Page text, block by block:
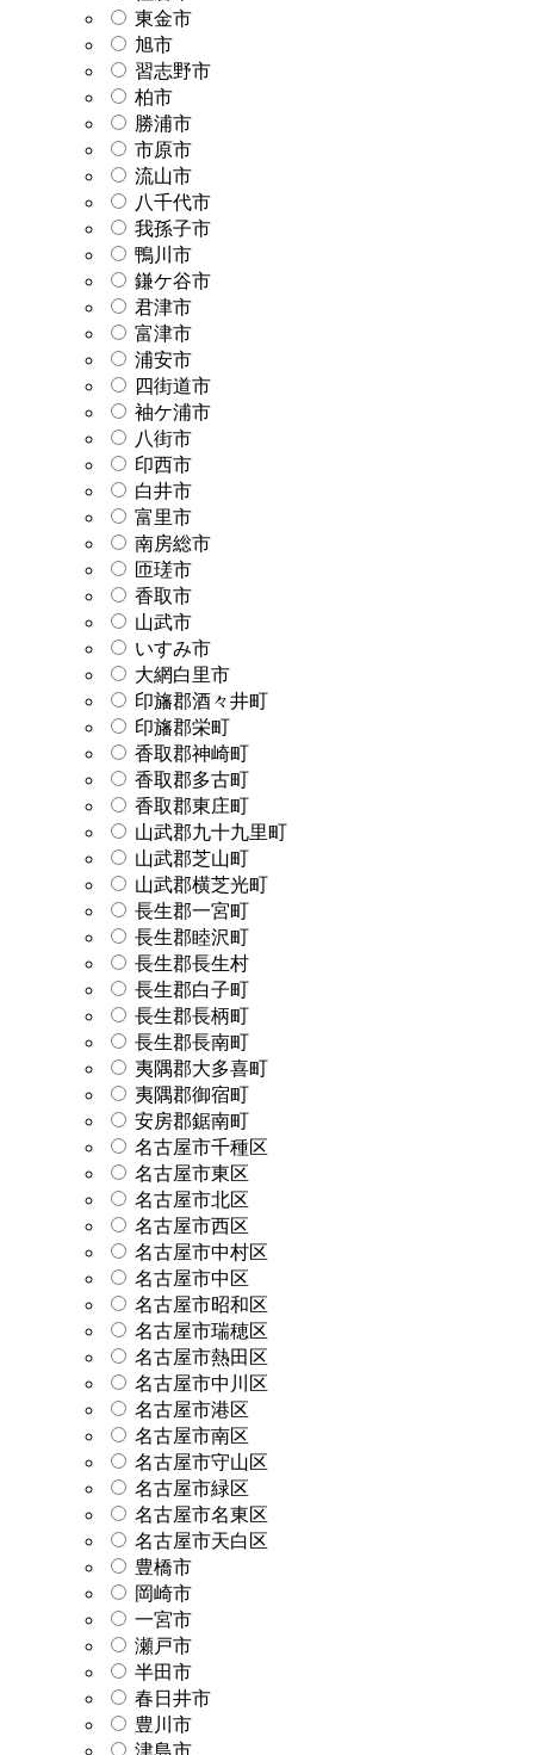
東金市
旭市
習志野市
柏市
勝浦市
市原市
流山市
八千代市
我孫子市
鴨川市
鎌ケ谷市
君津市
富津市
浦安市
四街道市
袖ケ浦市
八街市
印西市
白井市
富里市
南房総市
匝瑳市
香取市
山武市
いすみ市
大網白里市
印旛郡酒々井町
印旛郡栄町
香取郡神崎町
香取郡多古町
香取郡東庄町
山武郡九十九里町
山武郡芝山町
山武郡横芝光町
長生郡一宮町
長生郡睦沢町
長生郡長生村
長生郡白子町
長生郡長柄町
長生郡長南町
夷隅郡大多喜町
夷隅郡御宿町
安房郡鋸南町
名古屋市千種区
名古屋市東区
名古屋市北区
名古屋市西区
名古屋市中村区
名古屋市中区
名古屋市昭和区
名古屋市瑞穂区
名古屋市熱田区
名古屋市中川区
名古屋市港区
名古屋市南区
名古屋市守山区
名古屋市緑区
名古屋市名東区
名古屋市天白区
豊橋市
岡崎市
一宮市
瀬戸市
半田市
春日井市
豊川市
津島市